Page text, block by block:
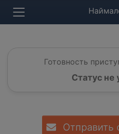
Готовность
Статус не
Отправить